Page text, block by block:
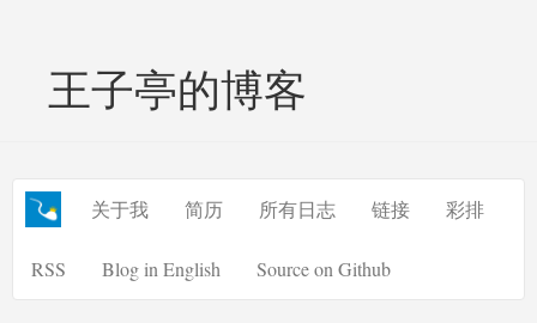
王子亭的博客
关于我 简历 所有日志 链接 彩排
RSS Blog in English Source on Github